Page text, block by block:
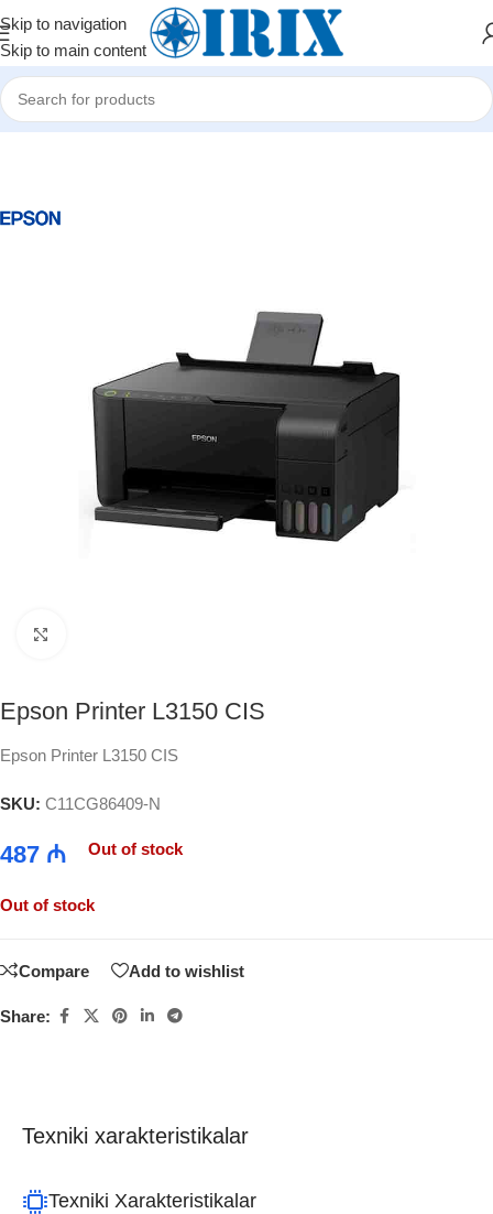
Skip to navigation
Skip to main content
Home/Shop/Ofis avadanlıqları/Printerlər
Epson Printer L3150 CIS
Epson Printer L3150 CIS
SKU: C11CG86409-N
487 ₼ Out of stock
Out of stock
Compare Add to wishlist
Share:
Texniki xarakteristikalar
Texniki Xarakteristikalar